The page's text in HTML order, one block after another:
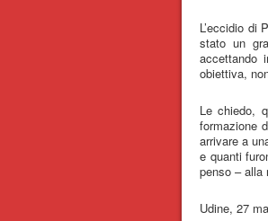
L’eccidio di
stato un
accettando
obiettiva,
Le chiedo,
formazione
arrivare a
e quanti
penso – alla
Udine, 27